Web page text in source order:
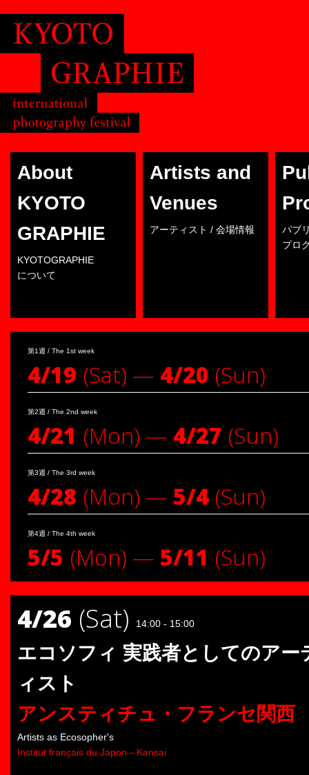
About
KYOTO
GRAPHIE
KYOTOGRAPHIE
について
Artists and
Venues
アーティスト / 会場情報
パブ
プロ
第1週 / The 1st week
4/19 (Sat) — 4/20 (Sun)
第2週 / The 2nd week
4/21 (Mon) — 4/27 (Sun)
第3週 / The 3rd week
4/28 (Mon) — 5/4 (Sun)
第4週 / The 4th week
5/5 (Mon) — 5/11 (Sun)
4/26 (Sat) 14:00 - 15:00
エコソフィ 実践者としてのアー
ィスト
アンスティチュ・フランセ関西
Artists as Ecosopher's
Institut français du Japon – Kansai